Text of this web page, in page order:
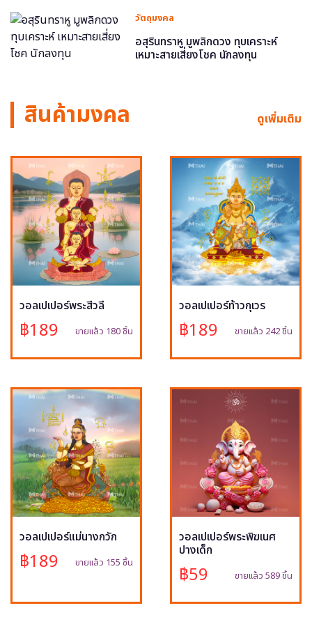
วัตถุมงคล
อสุรินทราหู มูพลิกดวง ทุบเคราะห์
เหมาะสายเสี่ยงโชค นักลงทุน
สินค้ามงคล ดูเพิ่มเติม
วอลเปเปอร์พระสีวลี
฿189 ขายแล้ว 180 ชิ้น
วอลเปเปอร์ท้าวกุเวร
฿189 ขายแล้ว 242 ชิ้น
วอลเปเปอร์แม่นางกวัก
฿189 ขายแล้ว 155 ชิ้น
วอลเปเปอร์พระพิฆเนศ
ปางเด็ก
฿59 ขายแล้ว 589 ชิ้น